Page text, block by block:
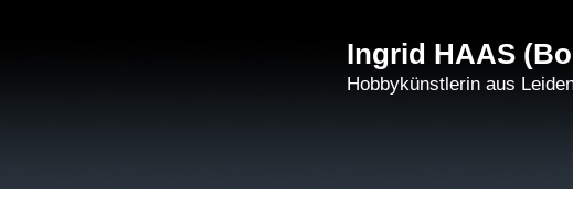
Ingrid HAAS
Hobbykünstlerin aus